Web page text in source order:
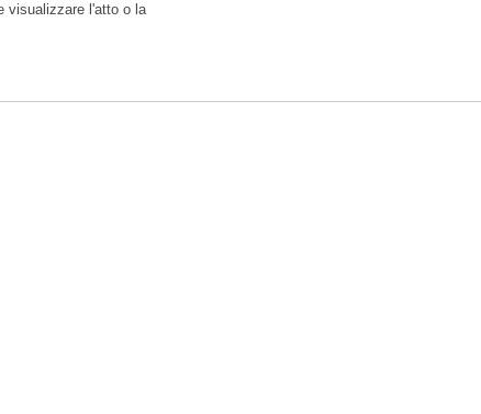
visualizzare l'atto o la